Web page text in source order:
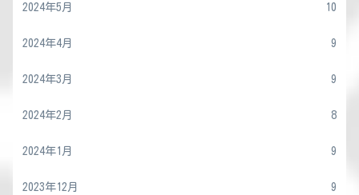
2024年5月 10
2024年4月 9
2024年3月 9
2024年2月 8
2024年1月 9
2023年12月 9